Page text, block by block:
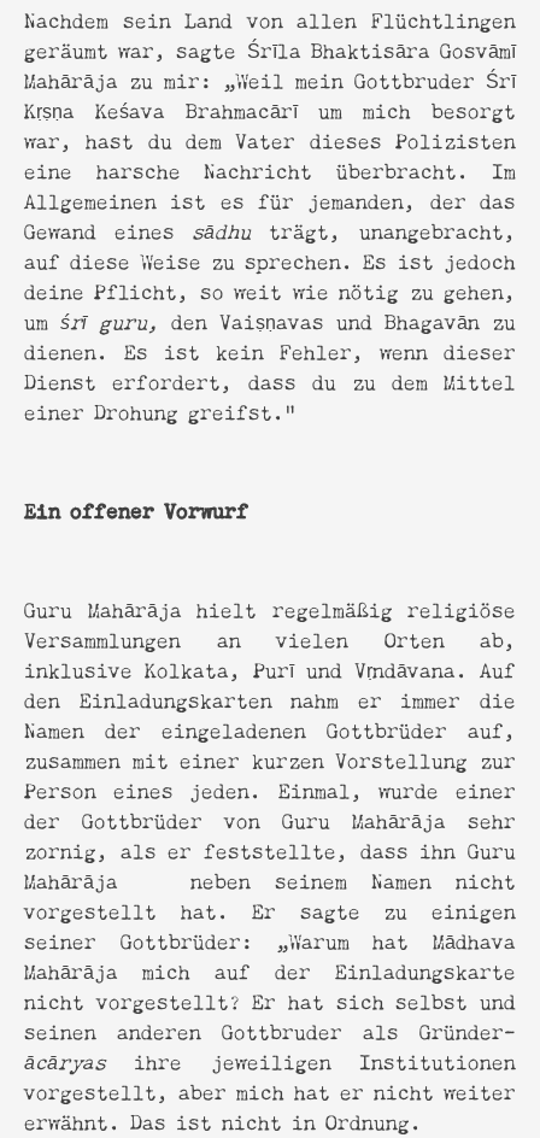
Nachdem sein Land von allen Flüchtlingen
geräumt war, sagte Śrīla Bhaktisāra Gosvāmī
Mahārāja zu mir: „Weil mein Gottbruder Śrī
Kṛṣṇa Keśava Brahmacārī um mich besorgt
war, hast du dem Vater dieses Polizisten
eine harsche Nachricht überbracht. Im
Allgemeinen ist es für jemanden, der das
Gewand eines sādhuträgt, unangebracht,
auf diese Weise zu sprechen. Es ist jedoch
deine Pflicht, so weit wie nötig zu gehen,
um śrī guru, den Vaiṣṇavas und Bhagavān zu
dienen. Es ist kein Fehler, wenn dieser
Dienst erfordert, dass du zu dem Mittel
einer Drohung greifst."
Ein offener Vorwurf
Guru Mahārāja hielt regelmäßig religiöse
Versammlungen an vielen Orten ab,
inklusive Kolkata, Purī und Vṛndāvana. Auf
den Einladungskarten nahm er immer die
Namen der eingeladenen Gottbrüder auf,
zusammen mit einer kurzen Vorstellung zur
Person eines jeden. Einmal, wurde einer
der Gottbrüder von Guru Mahārāja sehr
zornig, als er feststellte, dass ihn Guru
Mahārāja neben seinem Namen nicht
vorgestellt hat. Er sagte zu einigen
seiner Gottbrüder: „Warum hat Mādhava
Mahārāja mich auf der Einladungskarte
nicht vorgestellt? Er hat sich selbst und
seinen anderen Gottbruder als Gründer-
ācāryasihre jeweiligen Institutionen
vorgestellt, aber mich hat er nicht weiter
erwähnt. Das ist nicht in Ordnung.